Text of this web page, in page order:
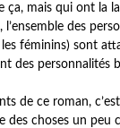
ça, mais qui ont la
des
féminins) sont
des personnalités
de ce roman,
des choses un peu